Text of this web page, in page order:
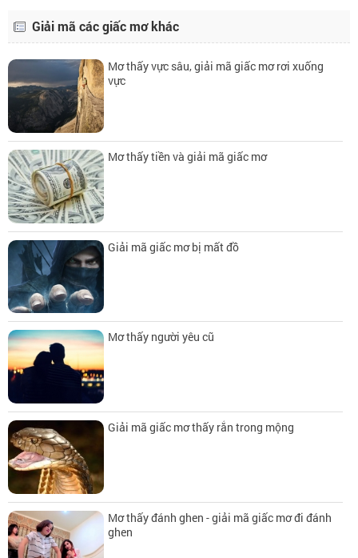
Giải mã các giấc mơ khác
Mơ thấy vực sâu, giải mã giấc mơ rơi xuống
vực
Mơ thấy tiền và giải mã giấc mơ
Giải mã giấc mơ bị mất đồ
Mơ thấy người yêu cũ
Giải mã giấc mơ thấy rắn trong mộng
Mơ thấy đánh ghen - giải mã giấc mơ đi đánh
ghen